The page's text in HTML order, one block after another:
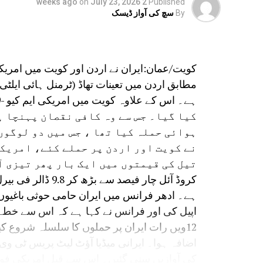
ادھر ایران نے دو ٹوک کہا ہے کہ
نہیں گزر سکتا ۔ ایران نے دعویٰ کیا
کو ہرممکن مدد دی جارہی ہے۔
By سچ کی آواز ڈیسک
کویت/عمان:ایران نے اردن اور کویت میں
مطابق اردن میں تعینات تھاڈ (ٹرمنل ہائی
کیا گیا۔ جس سے وہ کافی نقصان پہنچا
ہوائی حملہ کیا تھا ، جس میں دو
نے کویت اور اردن پر حملے کئے،
تیل کی قیمتوں میں ایک بار پھر تیزی
کروڈ آئل چار
ہے۔ ادھر فرانس میں ایران حامی حوثی
اپیل کی اور فرانس نے کہا ہے کہ اس سے
12ویں رات ایران پر حملوں کا سلسلہ
اضافہ ہوا۔ ایرانی میڈیا آؤٹ لیٹ پریس ٹی